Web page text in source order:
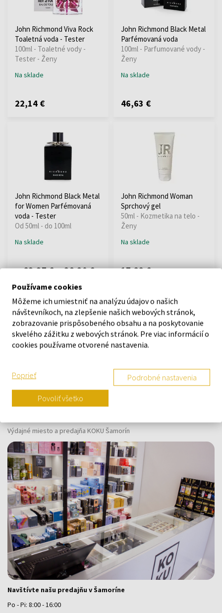
John Richmond Viva Rock
Toaletná voda - Tester
100ml - Toaletné vody -
Tester - Ženy
Na sklade
22,14 €
John Richmond Black Metal
Parfémovaná voda
100ml - Parfumované vody -
Ženy
Na sklade
46,63 €
John Richmond Black Metal
for Women Parfémovaná
voda - Tester
Od 50ml - do 100ml
Na sklade
od23,37 €do38,30 €
John Richmond Woman
Sprchový gel
50ml - Kozmetika na telo -
Ženy
Na sklade
17,22 €
:
1
Kontaktný formulár
Výdajné miesto a predajňa KOKU Šamorín
Navštívte našu predajňu v Šamoríne
Po - Pi: 8:00 - 16:00
Používame cookies
Môžeme ich umiestniť na analýzu údajov o našich
návštevníkoch, na zlepšenie našich webových stránok,
zobrazovanie prispôsobeného obsahu a na poskytovanie
skvelého zážitku z webových stránok. Pre viac informácií o
cookies používame otvorené nastavenia.
Poprieť Podrobné nastavenia
Povoliť všetko